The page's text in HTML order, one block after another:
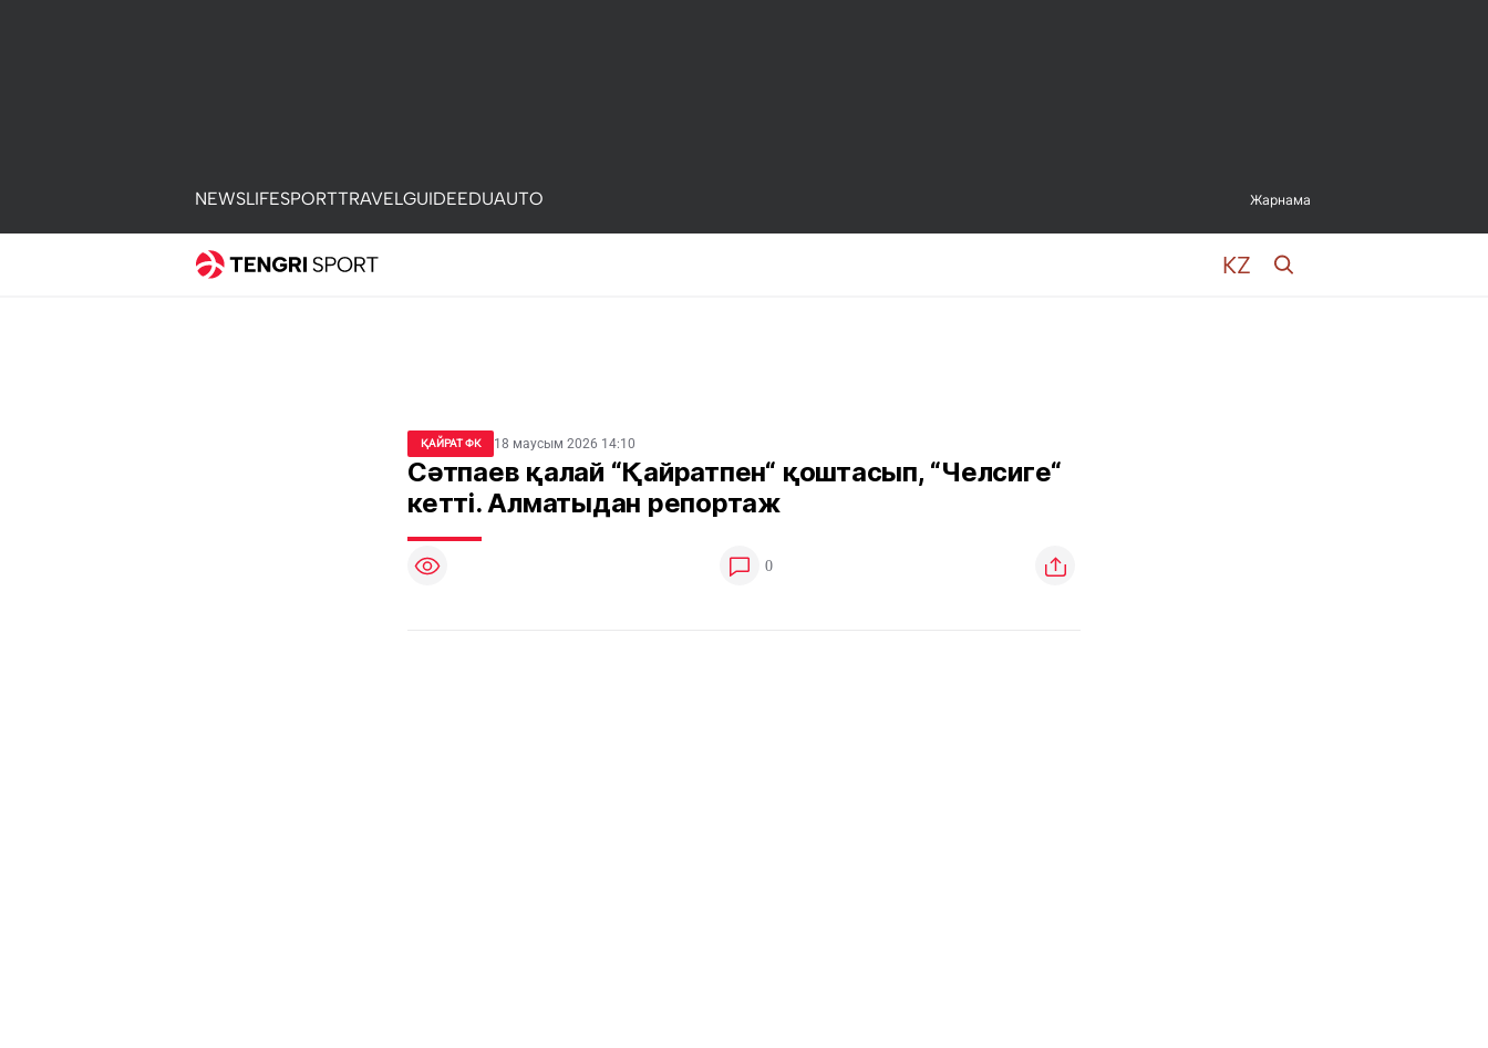
NEWSLIFESPORTTRAVELGUIDEEDUAUTO Жарнама
ҚАЙРАТ ФК 18 маусым 2026 14:10
Сәтпаев қалай “Қайратпен“ қоштасып, “Челсиге“
кетті. Алматыдан репортаж
0